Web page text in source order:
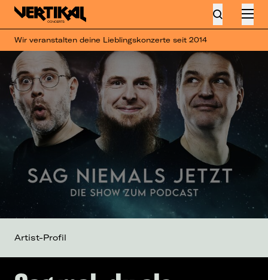
Wir veranstalten deine Lieblingskonzerte seit 2014
Artist-Profil